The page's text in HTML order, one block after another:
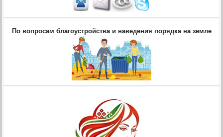
По вопросам благоустройства и наведения порядка на земле